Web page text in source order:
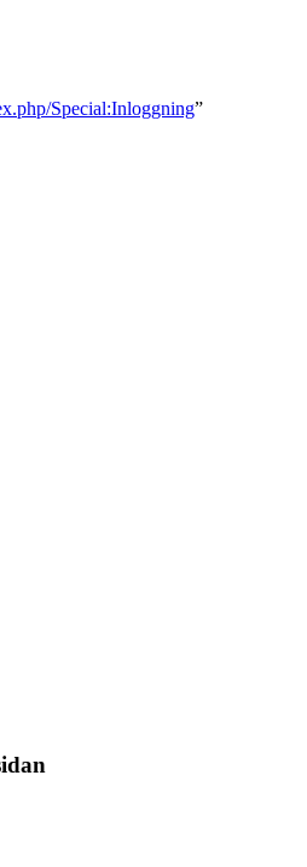
Special:Inloggning”